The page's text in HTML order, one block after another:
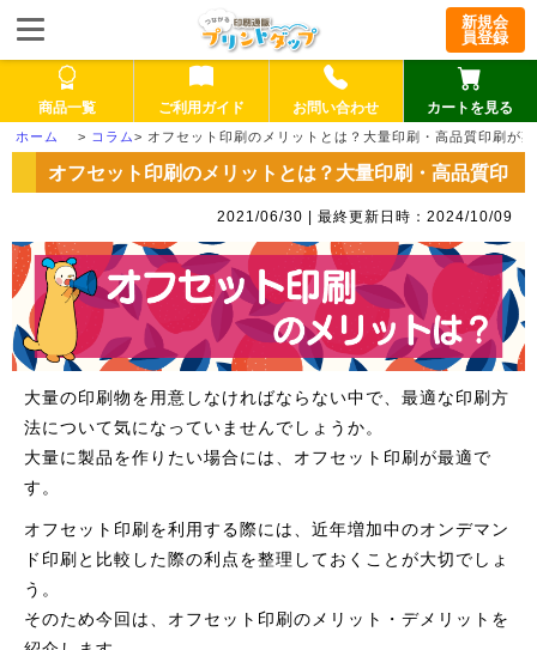
新規会
員登録
商品一覧 ご利用ガイド お問い合わせ カートを見る
> コラム> オフセット印刷のメリットとは？大量印刷・高品質印刷が
オフセット印刷のメリットとは？大量印刷・高品質印
2021/06/30 | 最終更新日時：2024/10/09
大量の印刷物を用意しなければならない中で、最適な印刷方
法について気になっていませんでしょうか。
大量に製品を作りたい場合には、オフセット印刷が最適で
す。
オフセット印刷を利用する際には、近年増加中のオンデマン
ド印刷と比較した際の利点を整理しておくことが大切でしょ
う。
そのため今回は、オフセット印刷のメリット・デメリットを